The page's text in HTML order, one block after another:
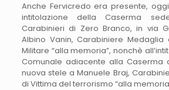
Anche Fervicredo era presente,
intitolazione della Caserma
Carabinieri di Zero Branco, in via
Albino Vanin, Carabiniere Medaglia
Militare “alla memoria”, nonchè
Comunale adiacente alla Caserma
nuova stele a Manuele Braj,
di Vittima del terrorismo “alla